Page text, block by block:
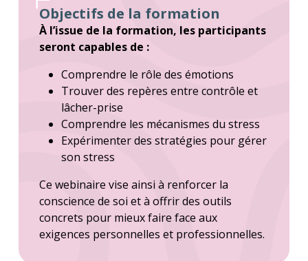
Objectifs de la formation
À l’issue de la formation, les participants
seront capables de :
Comprendre le rôle des émotions
Trouver des repères entre contrôle et
lâcher-prise
Comprendre les mécanismes du stress
Expérimenter des stratégies pour gérer
son stress
Ce webinaire vise ainsi à renforcer la
conscience de soi et à offrir des outils
concrets pour mieux faire face aux
exigences personnelles et professionnelles.